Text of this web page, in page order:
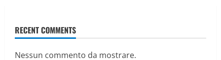
RECENT COMMENTS
Nessun commento da mostrare.